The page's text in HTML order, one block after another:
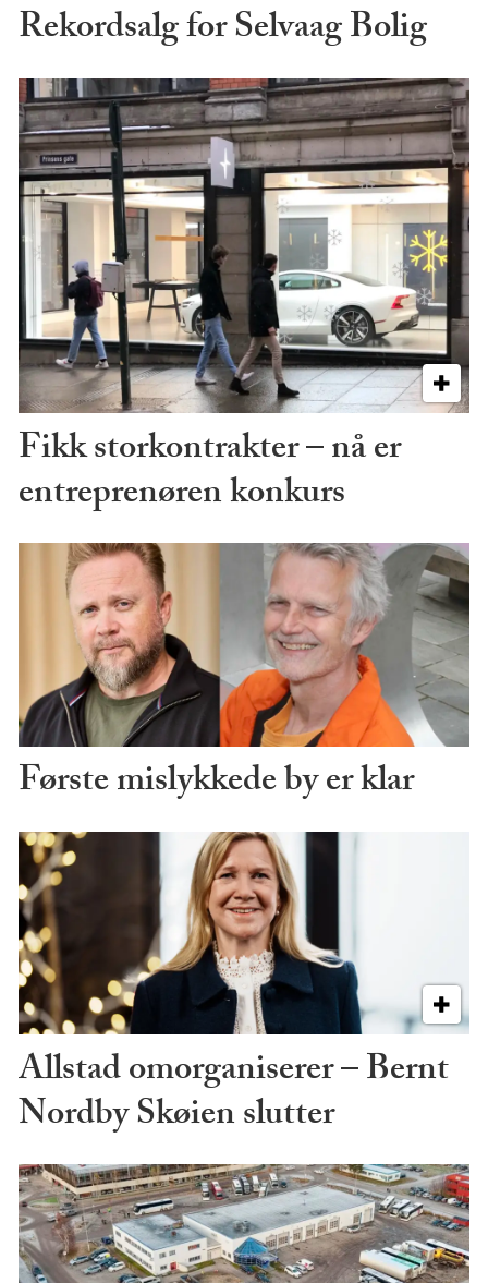
Rekordsalg for Selvaag Bolig
Fikk storkontrakter – nå er
entreprenøren konkurs
Første mislykkede by er klar
Allstad omorganiserer – Bernt
Nordby Skøien slutter